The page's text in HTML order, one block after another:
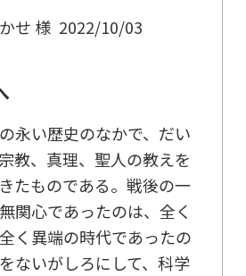
せ 様 2022/10/03
永い歴史のなかで、だい
教、真理、聖人の教えを
たものである。戦後の一
関心であったのは、全く
く異端の時代であったの
ないがしろにして、科学